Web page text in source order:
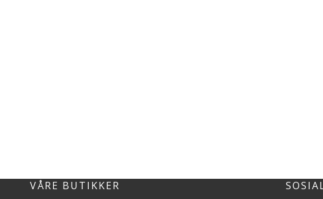
VÅRE BUTIKKER